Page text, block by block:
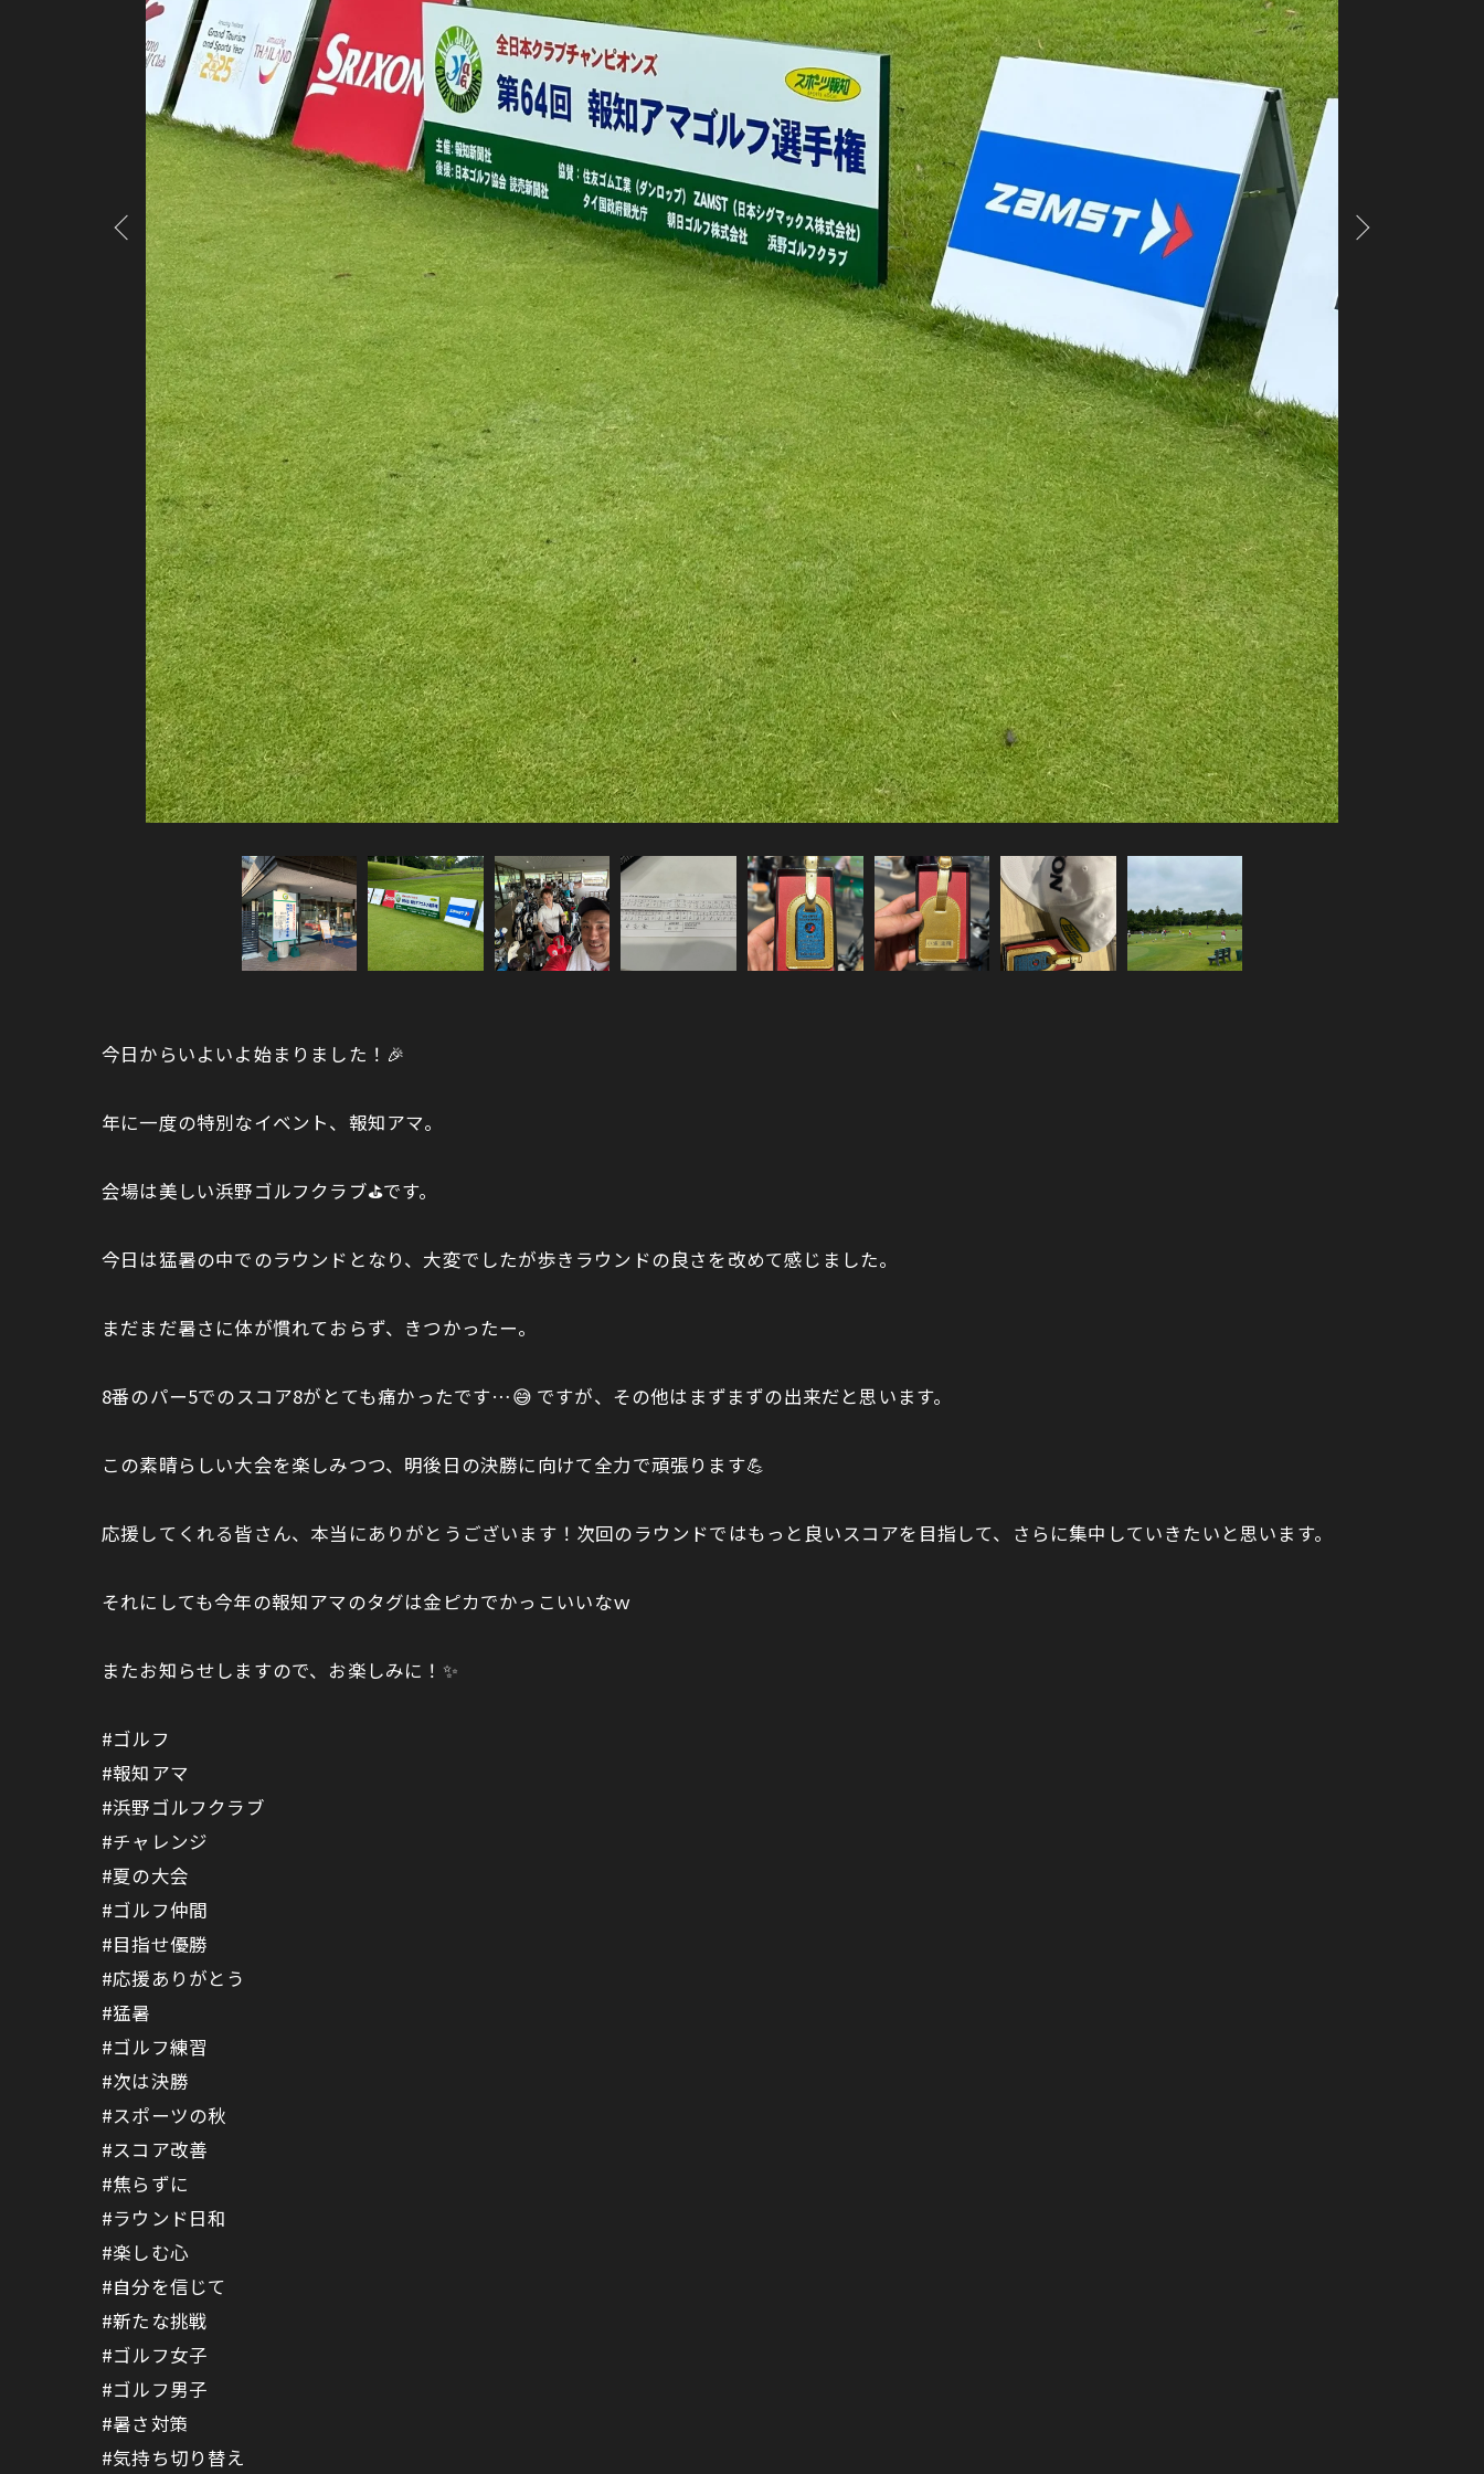
今日からいよいよ始まりました！🎉
年に一度の特別なイベント、報知アマ。
会場は美しい浜野ゴルフクラブ⛳️です。
今日は猛暑の中でのラウンドとなり、大変でしたが歩きラウンドの良さを改めて感じました。
まだまだ暑さに体が慣れておらず、きつかったー。
8番のパー5でのスコア8がとても痛かったです…😅 ですが、その他はまずまずの出来だと思います。
この素晴らしい大会を楽しみつつ、明後日の決勝に向けて全力で頑張ります💪
応援してくれる皆さん、本当にありがとうございます！次回のラウンドではもっと良いスコアを目指して、さらに集中していきたいと思います。
それにしても今年の報知アマのタグは金ピカでかっこいいなｗ
またお知らせしますので、お楽しみに！✨
#ゴルフ
#報知アマ
#浜野ゴルフクラブ
#チャレンジ
#夏の大会
#ゴルフ仲間
#目指せ優勝
#応援ありがとう
#猛暑
#ゴルフ練習
#次は決勝
#スポーツの秋
#スコア改善
#焦らずに
#ラウンド日和
#楽しむ心
#自分を信じて
#新たな挑戦
#ゴルフ女子
#ゴルフ男子
#暑さ対策
#気持ち切り替え